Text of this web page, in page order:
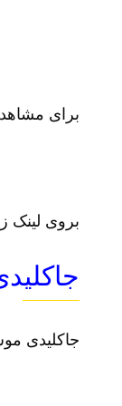
برای
بروی لینک
جاکلیدی